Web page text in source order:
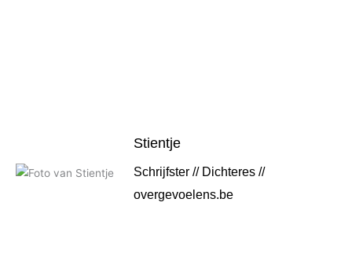
Stientje
Schrijfster // Dichteres //
overgevoelens.be